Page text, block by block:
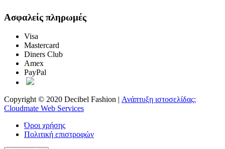
Ασφαλείς πληρωμές
Visa
Mastercard
Diners Club
Amex
PayPal
Copyright © 2020 Decibel Fashion | Ανάπτυξη ιστοσελίδας:
Cloudmate Web Services
Όροι χρήσης
Πολιτική επιστροφών